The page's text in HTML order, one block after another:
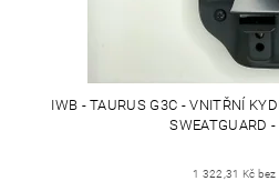
IWB - TAURUS G3C - VNITŘNÍ
SWEATGUARD -
1 322,31 Kč bez